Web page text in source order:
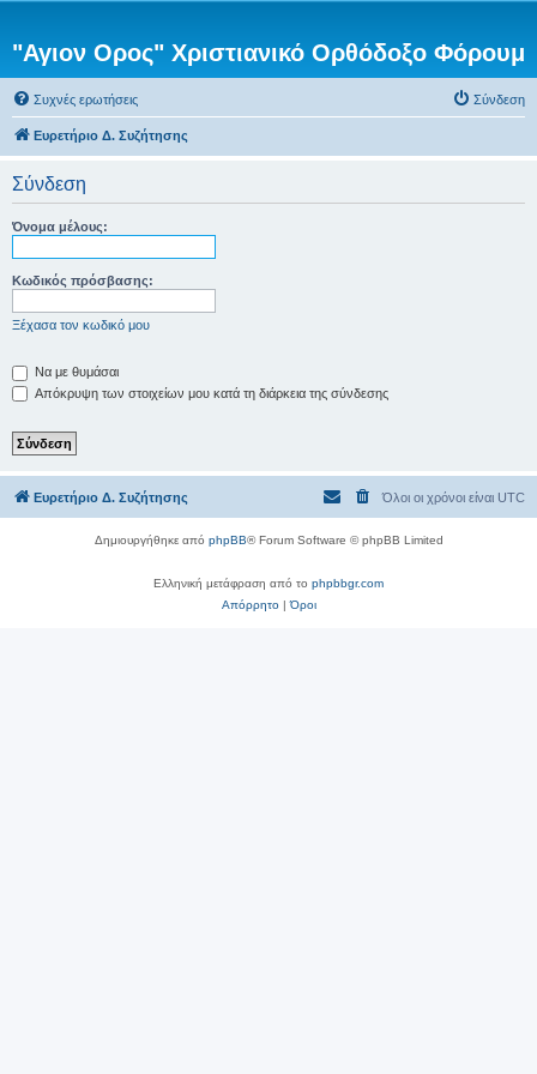
"Αγιον Ορος" Χριστιανικό Ορθόδοξο Φόρουμ
Συχνές ερωτήσεις Σύνδεση
Ευρετήριο Δ. Συζήτησης
Σύνδεση
Όνομα μέλους:
Κωδικός πρόσβασης:
Ξέχασα τον κωδικό μου
Να με θυμάσαι
Απόκρυψη των στοιχείων μου κατά τη διάρκεια της σύνδεσης
Ευρετήριο Δ. Συζήτησης Όλοι οι χρόνοι είναι UTC
Δημιουργήθηκε από phpBB® Forum Software © phpBB Limited
Ελληνική μετάφραση από το phpbbgr.com
Απόρρητο|Όροι